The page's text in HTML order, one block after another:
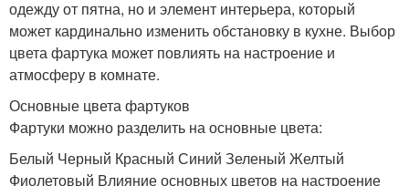
одежду от пятна, но и элемент интерьера, который
может кардинально изменить обстановку в кухне. Выбор
цвета фартука может повлиять на настроение и
атмосферу в комнате.
Основные цвета фартуков
Фартуки можно разделить на основные цвета:
Белый Черный Красный Синий Зеленый Желтый
Фиолетовый Влияние основных цветов на настроение